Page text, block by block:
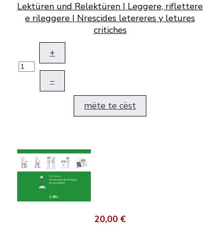
Lektüren und Relektüren | Leggere, riflettere
e rileggere | Nrescides letereres y letures
critiches
+
–
mëte te cëst
20,00 €